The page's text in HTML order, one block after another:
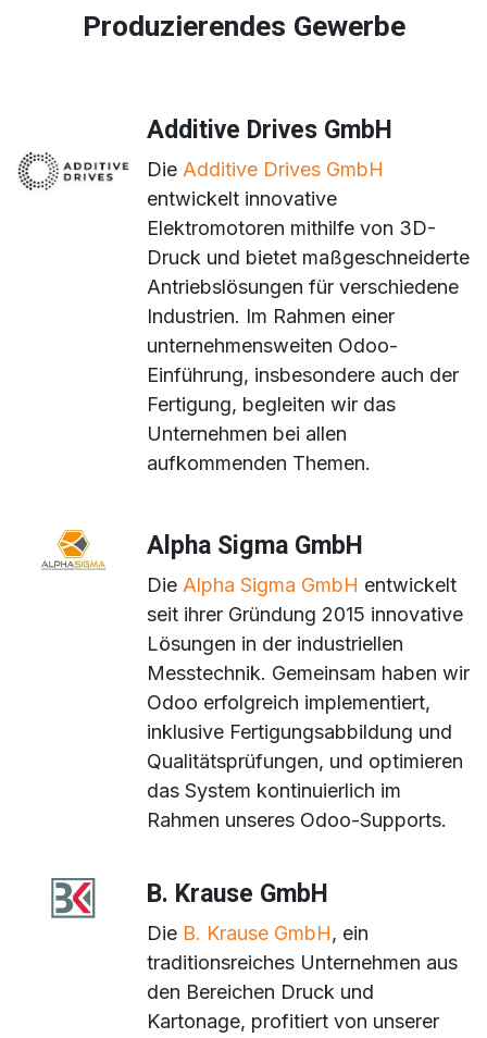
Produzierendes Gewerbe
Additive Drives GmbH
Die Additive Drives GmbH
entwickelt innovative
Elektromotoren mithilfe von 3D-
Druck und bietet maßgeschneiderte
Antriebslösungen für verschiedene
Industrien. Im Rahmen einer
unternehmensweiten Odoo-
Einführung, insbesondere auch der
Fertigung, begleiten wir das
Unternehmen bei allen
aufkommenden Themen.
Alpha Sigma GmbH
Die Alpha Sigma GmbH entwickelt
seit ihrer Gründung 2015 innovative
Lösungen in der industriellen
Messtechnik. Gemeinsam haben wir
Odoo erfolgreich implementiert,
inklusive Fertigungsabbildung und
Qualitätsprüfungen, und optimieren
das System kontinuierlich im
Rahmen unseres Odoo-Supports.
B. Krause GmbH
Die B. Krause GmbH, ein
traditionsreiches Unternehmen aus
den Bereichen Druck und
Kartonage, profitiert von unserer